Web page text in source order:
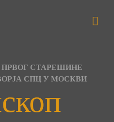
СТАРЕШИНЕ
СПЦ У МОСКВИ